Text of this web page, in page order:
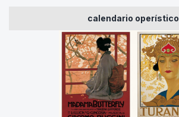
calendario operístico